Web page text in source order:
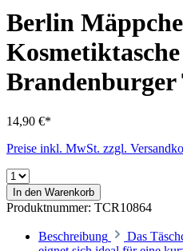
Berlin
Kosmetiktasche
14,90 €*
Preise inkl. MwSt. zzgl.
In den Warenkorb
Produktnummer: TCR10864
Beschreibung
Das